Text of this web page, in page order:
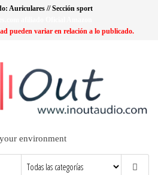
Auriculares // Sección sport
pueden variar en relación a lo publicado.
environment